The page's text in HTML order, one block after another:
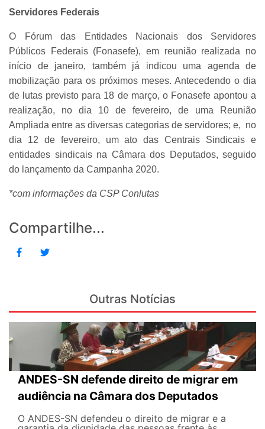
Servidores Federais
O Fórum das Entidades Nacionais dos Servidores
Públicos Federais (Fonasefe), em reunião realizada no
início de janeiro, também já indicou uma agenda de
mobilização para os próximos meses. Antecedendo o dia
de lutas previsto para 18 de março, o Fonasefe apontou a
realização, no dia 10 de fevereiro, de uma Reunião
Ampliada entre as diversas categorias de servidores; e, no
dia 12 de fevereiro, um ato das Centrais Sindicais e
entidades sindicais na Câmara dos Deputados, seguido
do lançamento da Campanha 2020.
*com informações da CSP Conlutas
Compartilhe...
Outras Notícias
ANDES-SN defende direito de migrar em
audiência na Câmara dos Deputados
O ANDES-SN defendeu o direito de migrar e a